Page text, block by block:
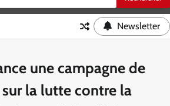
Newsletter
une campagne de
la lutte contre la